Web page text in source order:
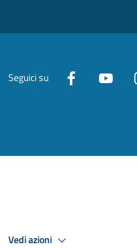
Seguici su
Vedi azioni